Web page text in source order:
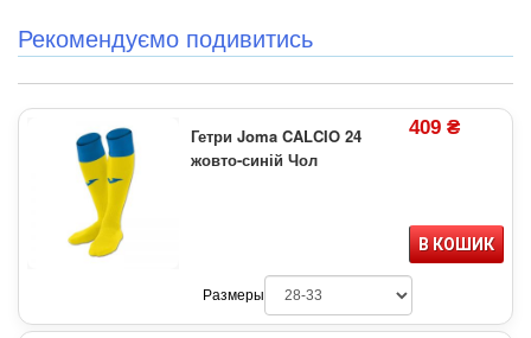
Рекомендуємо подивитись
Гетри Joma CALCIO 24
жовто-синій Чол
409 ₴
В КОШИК
Размеры